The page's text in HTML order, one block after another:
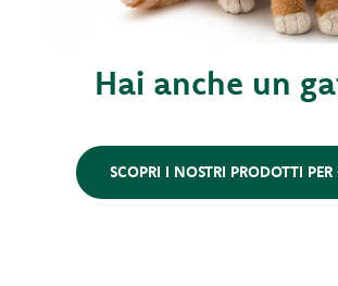
Hai anche un
SCOPRI I NOSTRI PRODOTTI PER